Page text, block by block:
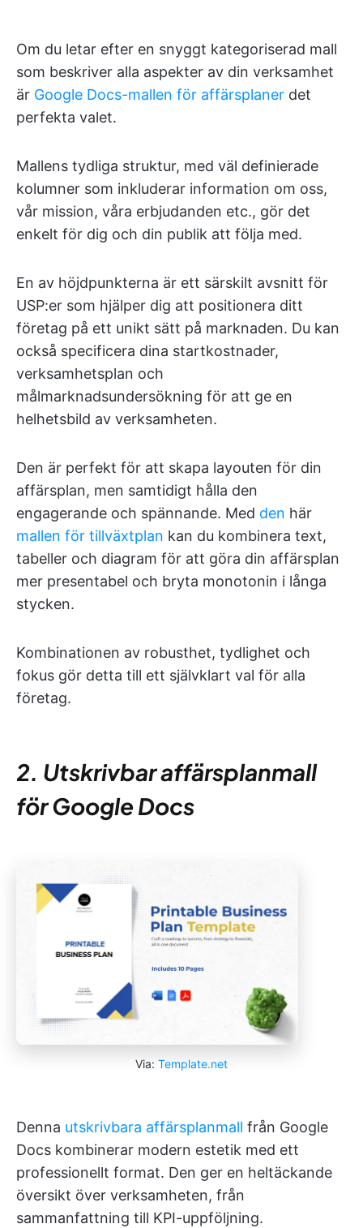
Om du letar efter en snyggt kategoriserad mall
som beskriver alla aspekter av din verksamhet
är Google Docs-mallen för affärsplaner det
perfekta valet.
Mallens tydliga struktur, med väl definierade
kolumner som inkluderar information om oss,
vår mission, våra erbjudanden etc., gör det
enkelt för dig och din publik att följa med.
En av höjdpunkterna är ett särskilt avsnitt för
USP:er som hjälper dig att positionera ditt
företag på ett unikt sätt på marknaden. Du kan
också specificera dina startkostnader,
verksamhetsplan och
målmarknadsundersökning för att ge en
helhetsbild av verksamheten.
Den är perfekt för att skapa layouten för din
affärsplan, men samtidigt hålla den
engagerande och spännande. Med den här
mallen för tillväxtplan kan du kombinera text,
tabeller och diagram för att göra din affärsplan
mer presentabel och bryta monotonin i långa
stycken.
Kombinationen av robusthet, tydlighet och
fokus gör detta till ett självklart val för alla
företag.
2. Utskrivbar affärsplanmall
för Google Docs
Via: Template.net
Denna utskrivbara affärsplanmall från Google
Docs kombinerar modern estetik med ett
professionellt format. Den ger en heltäckande
översikt över verksamheten, från
sammanfattning till KPI-uppföljning.